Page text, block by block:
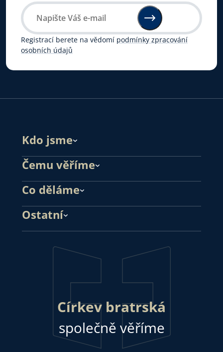
Registrací berete na vědomí podmínky zpracování
osobních údajů
Kdo jsme
Čemu věříme
Co děláme
Ostatní
Církev bratrská
společně věříme